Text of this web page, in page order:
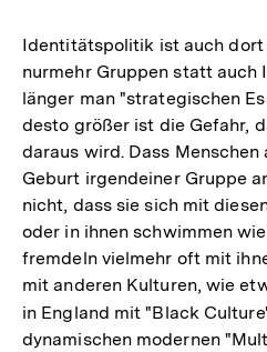
Identitätspolitik ist auch dort
nurmehr Gruppen statt auch
länger man "strategischen
desto größer ist die Gefahr,
daraus wird. Dass Menschen
Geburt irgendeiner Gruppe
nicht, dass sie sich mit
oder in ihnen schwimmen
fremdeln vielmehr oft mit
mit anderen Kulturen, wie
in England mit "Black
dynamischen modernen